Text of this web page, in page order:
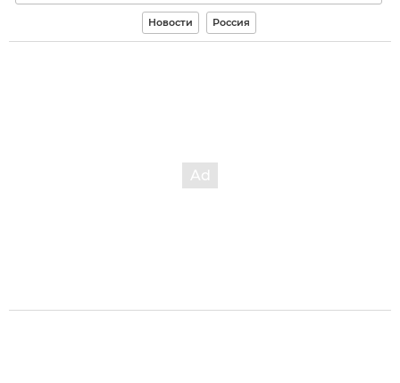
Новости Россия